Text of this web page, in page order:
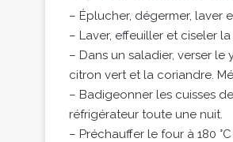
– Éplucher, dégermer, laver
– Laver, effeuiller et ciseler
– Dans un saladier, verser
citron vert et la coriandre.
– Badigeonner les cuisses
réfrigérateur toute une nuit.
– Préchauffer le four à 180 °C